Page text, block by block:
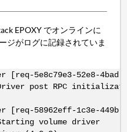
EPOXY でオンラインに
ジがログに記録されていま
[req-5e8c79e3-52e8-4bad-
Driver post RPC
[req-58962eff-1c3e-449b-
volume driver